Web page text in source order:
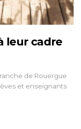
leur cadre
de Rouergue
et enseignants